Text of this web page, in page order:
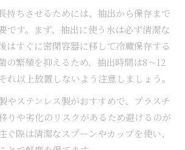
持ちさせるためには、抽出から保存まで
です。まず、抽出に使う水は必ず清潔な
はすぐに密閉容器に移して冷蔵保存する
の繁殖を抑えるため、抽出時間は8〜12
れ以上放置しないよう注意しましょう。
やステンレス製がおすすめで、プラスチ
りや劣化のリスクがあるため避けるのが
ぐ際は清潔なスプーンやカップを使い、